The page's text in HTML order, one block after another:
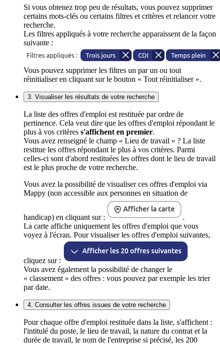
Si vous obtenez trop peu de résultats, vous pouvez supprimer
certains mots-clés ou certains filtres et critères et relancer votre
recherche.
Les filtres appliqués à votre recherche apparaissent de la façon
suivante :
Vous pouvez supprimer les filtres un par un ou tout
réinitialiser en cliquant sur le bouton « Tout réinitialiser ».
3. Visualiser les résultats de votre recherche
La liste des offres d'emploi est restituée par ordre de
pertinence. Cela veut dire que les offres d'emploi répondant le
plus à vos critères s'affichent en premier.
Vous avez renseigné le champ « Lieu de travail » ? La liste
restitue les offres répondant le plus à vos critères. Parmi
celles-ci sont d'abord restituées les offres dont le lieu de travail
est le plus proche de votre recherche.
Vous avez la possibilité de visualiser ces offres d'emploi via
Mappy (non accessible aux personnes en situation de
handicap) en cliquant sur :
.
La carte affiche uniquement les offres d'emploi que vous
voyez à l'écran. Pour visualiser les offres d'emploi suivantes,
cliquez sur :
Vous avez également la possibilité de changer le
« classement » des offres : vous pouvez par exemple les trier
par date.
4. Consulter les offres issues de votre recherche
Pour chaque offre d'emploi restituée dans la liste, s'affichent :
l'intitulé du poste, le lieu de travail, la nature du contrat et la
durée de travail, le nom de l'entreprise si précisé, les 200